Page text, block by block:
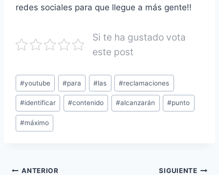
redes sociales para que llegue a más gente!!
Si te ha gustado vota
este post
#youtube #para #las #reclamaciones
#identificar #contenido #alcanzarán #punto
#máximo
ANTERIOR SIGUIENTE